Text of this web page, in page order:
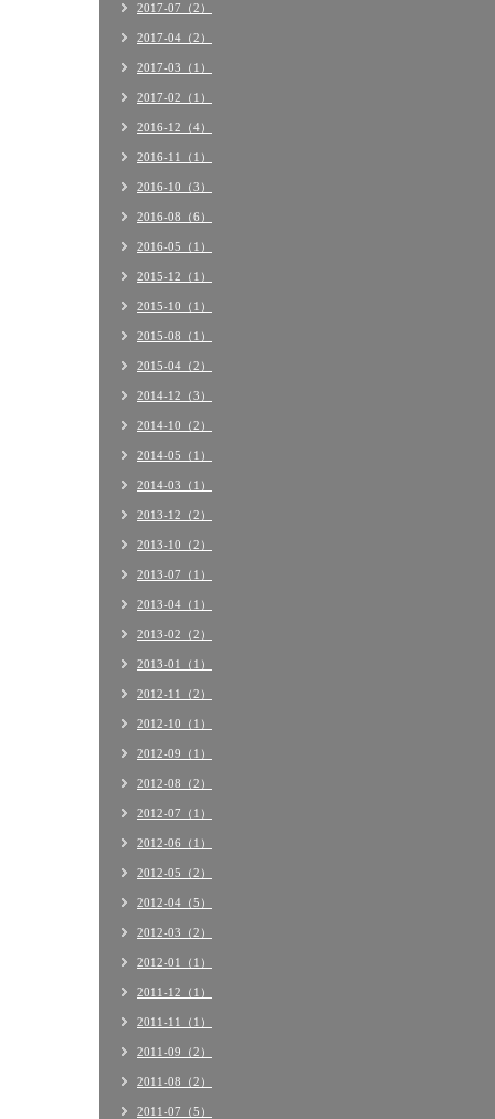
2017-07（2）
2017-04（2）
2017-03（1）
2017-02（1）
2016-12（4）
2016-11（1）
2016-10（3）
2016-08（6）
2016-05（1）
2015-12（1）
2015-10（1）
2015-08（1）
2015-04（2）
2014-12（3）
2014-10（2）
2014-05（1）
2014-03（1）
2013-12（2）
2013-10（2）
2013-07（1）
2013-04（1）
2013-02（2）
2013-01（1）
2012-11（2）
2012-10（1）
2012-09（1）
2012-08（2）
2012-07（1）
2012-06（1）
2012-05（2）
2012-04（5）
2012-03（2）
2012-01（1）
2011-12（1）
2011-11（1）
2011-09（2）
2011-08（2）
2011-07（5）